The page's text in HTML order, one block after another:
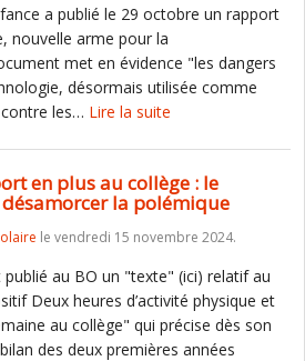
a publié le 29 octobre un rapport
nouvelle arme pour la
met en évidence "les dangers
désormais utilisée comme
les… Lire la suite
en plus au collège : le
la polémique
le vendredi 15 novembre 2024.
au BO un "texte" (ici) relatif au
Deux heures d’activité physique et
au collège" qui précise dès son
des deux premières années